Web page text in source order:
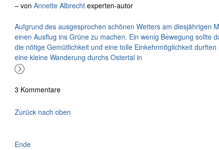
– von Annette Albrecht experten-autor
Aufgrund des ausgesprochen schönen Wetters am diesjährigen
einen Ausflug ins Grüne zu machen. Ein wenig Bewegung sollte
die nötige Gemütlichkeit und eine tolle Einkehrmöglichkeit
eine kleine Wanderung durchs Ostertal in
3 Kommentare
Zurück nach oben
Ende